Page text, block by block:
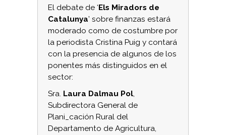
El debate de ‘Els Miradors de
Catalunya’ sobre finanzas estará
moderado como de costumbre por
la periodista Cristina Puig y contará
con la presencia de algunos de los
ponentes más distinguidos en el
sector:
Sra. Laura Dalmau Pol,
Subdirectora General de
Plani_cación Rural del
Departamento de Agricultura,